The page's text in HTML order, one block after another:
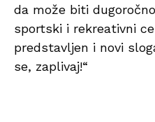
da može biti
sportski i rekreativni
predstavljen i novi
se, zaplivaj!“